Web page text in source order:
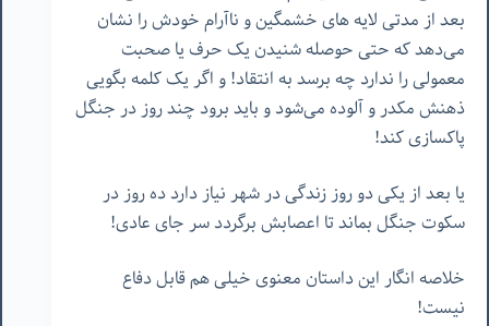
بعد از مدتی لایه های خشمگین و ناآرام خودش را نشان
می‌دهد که حتی حوصله شنیدن یک حرف یا صحبت
معمولی را ندارد چه برسد به انتقاد! و اگر یک کلمه بگویی
ذهنش مکدر و آلوده می‌شود و باید برود چند روز در جنگل
پاکسازی کند!
یا بعد از یکی دو روز زندگی در شهر نیاز دارد ده روز در
سکوت جنگل بماند تا اعصابش برگردد سر جای عادی!
خلاصه انگار این داستان معنوی خیلی هم قابل دفاع
نیست!